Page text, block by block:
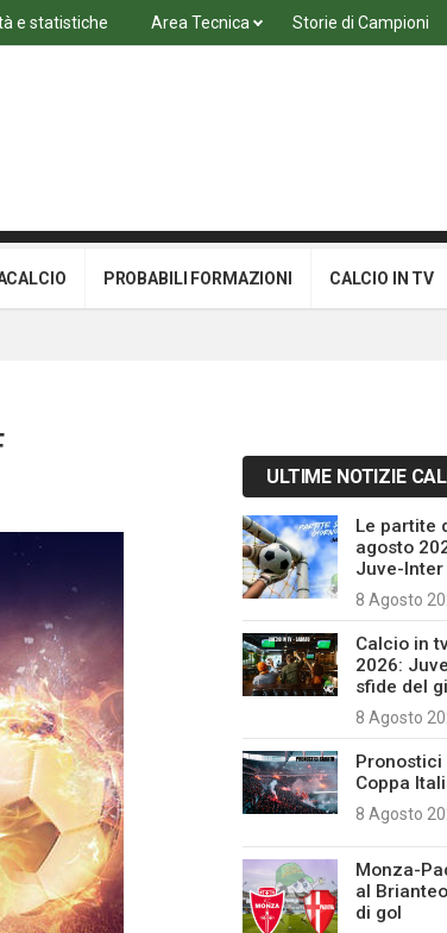
e statistiche Area Tecnica Storie di Campioni
PROBABILI FORMAZIONI CALCIO IN TV
ULTIME NOTIZIE
Le partite
agosto
Juve-
8 Agosto
Calcio in
2026:
sfide del
8 Agosto
Pronostici
Coppa
8 Agosto
Monza-
al
di gol